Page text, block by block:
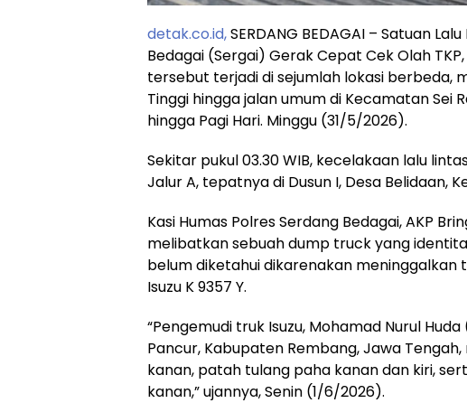
detak.co.id,SERDANG BEDAGAI – Satuan
Bedagai (Sergai) Gerak Cepat Cek Olah
tersebut terjadi di sejumlah lokasi berbeda,
Tinggi hingga jalan umum di Kecamatan Sei
hingga Pagi Hari. Minggu (31/5/2026).
Sekitar pukul 03.30 WIB, kecelakaan lalu
Jalur A, tepatnya di Dusun I, Desa Belidaan,
Kasi Humas Polres Serdang Bedagai, AKP
melibatkan sebuah dump truck yang
belum diketahui dikarenakan
Isuzu K 9357 Y.
“Pengemudi truk Isuzu, Mohamad Nurul
Pancur, Kabupaten Rembang, Jawa
kanan, patah tulang paha kanan dan kiri,
kanan,” ujannya, Senin (1/6/2026).